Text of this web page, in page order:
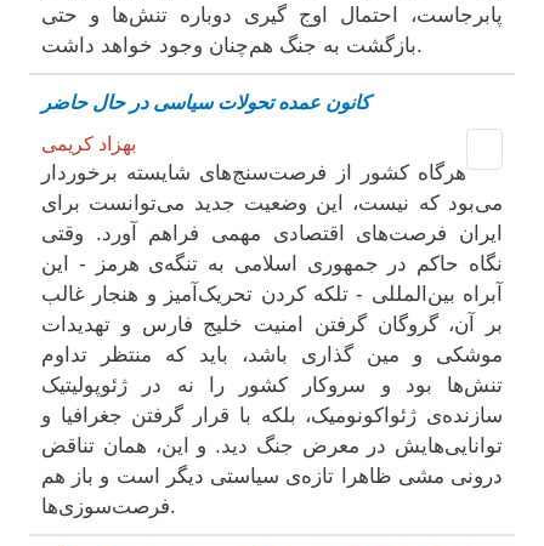
پابرجاست، احتمال اوج‌ گیری دوباره تنش‌ها و حتی
بازگشت به جنگ هم‌چنان وجود خواهد داشت.
کانون عمده تحولات سیاسی در حال حاضر
بهزاد کریمی
هرگاه کشور از فرصت‌سنج‌های شایسته‌ برخوردار
می‌بود که نیست، این وضعیت جدید می‌توانست برای
ایران فرصت‌های اقتصادی مهمی فراهم آورد. وقتی
نگاه حاکم در جمهوری اسلامی به تنگه‌ی هرمز - این
آبراه بین‌المللی - تلکه کردن‌ تحریک‌آمیز و هنجار غالب
بر آن، گروگان‌ گرفتن امنیت خلیج فارس و تهدیدات
موشکی و مین گذاری باشد، ‌باید که منتظر تداوم
تنش‌ها بود و سروکار کشور را نه در ژئوپولیتیک
سازنده‌ی ژئواکونومیک، بلکه با قرار گرفتن جغرافیا و
توانایی‌هایش در معرض جنگ دید. و این، همان تناقض
درونی مشی ظاهرا تازه‌ی سیاستی دیگر است و باز هم
فرصت‌سوزی‌ها.